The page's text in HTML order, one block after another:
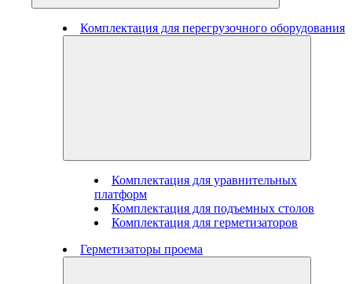
Комплектация для перегрузочного оборудования
Комплектация для уравнительных
платформ
Комплектация для подъемных столов
Комплектация для герметизаторов
Герметизаторы проема